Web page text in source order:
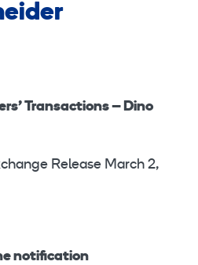
Transactions – Dino
Release March 2,
notification